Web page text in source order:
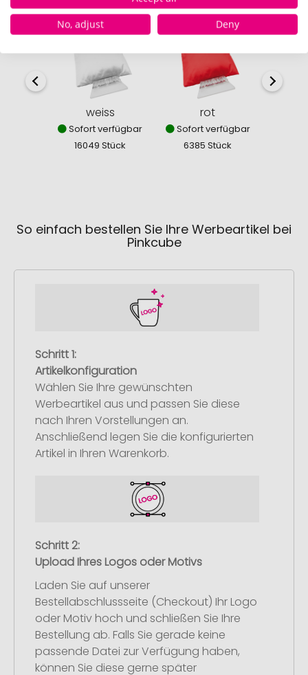
weiss
Sofort verfügbar
16049 Stück
rot
Sofort verfügbar
6385 Stück
So einfach bestellen Sie Ihre Werbeartikel bei
Pinkcube
Schritt 1:
Artikelkonfiguration
Wählen Sie Ihre gewünschten
Werbeartikel aus und passen Sie diese
nach Ihren Vorstellungen an.
Anschließend legen Sie die konfigurierten
Artikel in Ihren Warenkorb.
Schritt 2:
Upload Ihres Logos oder Motivs
Laden Sie auf unserer
Bestellabschlussseite (Checkout) Ihr Logo
oder Motiv hoch und schließen Sie Ihre
Bestellung ab. Falls Sie gerade keine
passende Datei zur Verfügung haben,
können Sie diese gerne später
No, adjust
Deny